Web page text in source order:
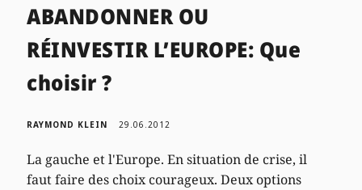
ABANDONNER OU
RÉINVESTIR L’EUROPE: Que
choisir ?
RAYMOND KLEIN 29.06.2012
La gauche et l'Europe. En situation de crise, il
faut faire des choix courageux. Deux options